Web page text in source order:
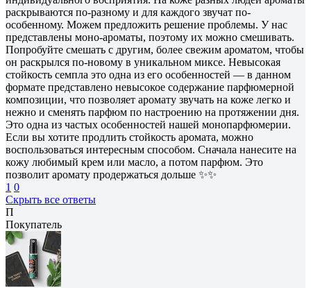
раскрываются по-разному и для каждого звучат по-
особенному. Можем предложить решение проблемы. У нас
представлены моно-ароматы, поэтому их можно смешивать.
Попробуйте смешать с другим, более свежим ароматом, чтобы
он раскрылся по-новому в уникальном миксе. Невысокая
стойкость семпла это одна из его особенностей — в данном
формате представлено невысокое содержание парфюмерной
композиции, что позволяет аромату звучать на коже легко и
нежно и сменять парфюм по настроению на протяжении дня.
Это одна из частых особенностей нашей монопарфюмерии.
Если вы хотите продлить стойкость аромата, можно
воспользоваться интересным способом. Сначала нанесите на
кожу любимый крем или масло, а потом парфюм. Это
позволит аромату продержаться дольше ✨✨
1 0
Скрыть все ответы
П
Покупатель